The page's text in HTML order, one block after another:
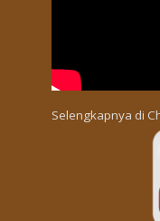
Selengkapnya di